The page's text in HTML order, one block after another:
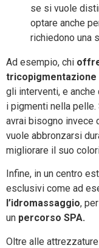
se si vuole
optare anche
richiedono una
Ad esempio, chi
tricopigmentazione
gli interventi, e
i pigmenti nella pelle.
avrai bisogno invece
vuole abbronzarsi
migliorare il suo
Infine, in un centro
esclusivi come ad
l’idromassaggio,
un percorso SPA.
Oltre alle